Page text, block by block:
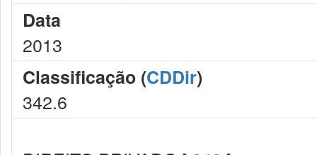
Data
2013
Classificação (CDDir)
342.6